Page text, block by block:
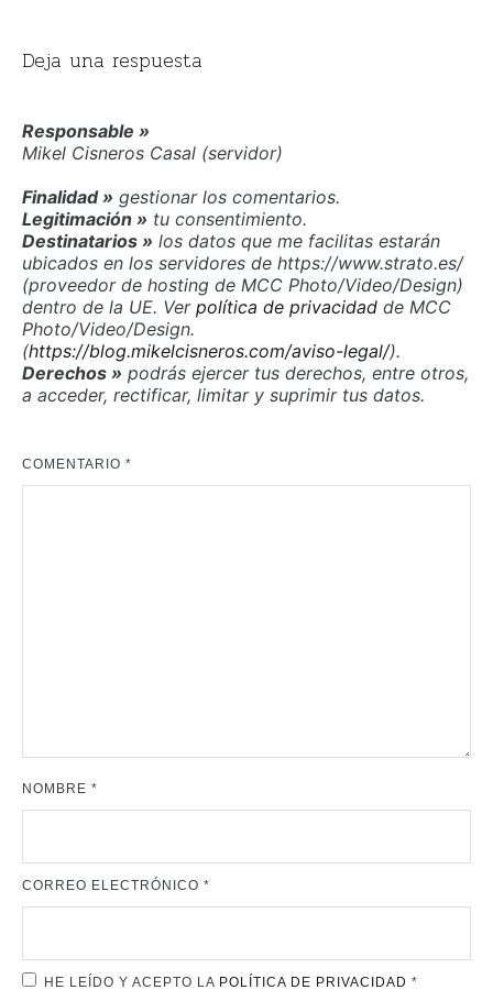
Deja una respuesta
Responsable »
Mikel Cisneros Casal (servidor)
Finalidad » gestionar los comentarios.
Legitimación » tu consentimiento.
Destinatarios » los datos que me facilitas estarán
ubicados en los servidores de https://www.strato.es/
(proveedor de hosting de MCC Photo/Video/Design)
dentro de la UE. Ver política de privacidad de MCC
Photo/Video/Design.
(https://blog.mikelcisneros.com/aviso-legal/).
Derechos » podrás ejercer tus derechos, entre otros,
a acceder, rectificar, limitar y suprimir tus datos.
COMENTARIO *
NOMBRE *
CORREO ELECTRÓNICO *
HE LEÍDO Y ACEPTO LA POLÍTICA DE PRIVACIDAD *